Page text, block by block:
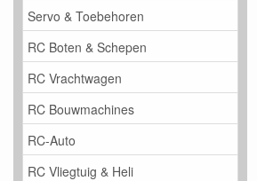
Servo & Toebehoren
RC Boten & Schepen
RC Vrachtwagen
RC Bouwmachines
RC-Auto
RC Vliegtuig & Heli